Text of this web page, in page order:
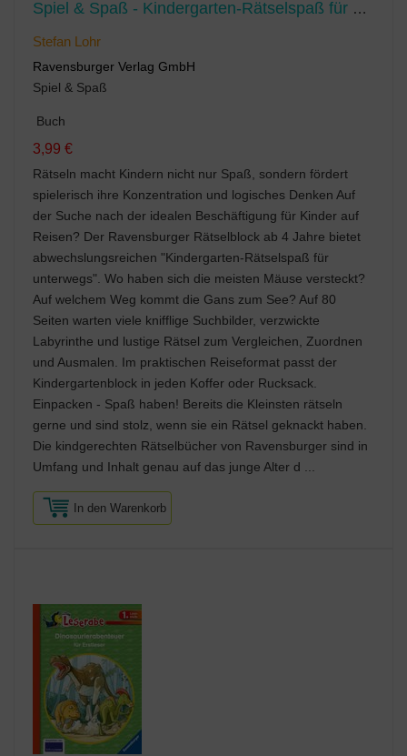
Spiel & Spaß - Kindergarten-Rätselspaß für unterwegs
Stefan Lohr
Ravensburger Verlag GmbH
Spiel & Spaß
Buch
3,99 €
Rätseln macht Kindern nicht nur Spaß, sondern fördert
spielerisch ihre Konzentration und logisches Denken Auf
der Suche nach der idealen Beschäftigung für Kinder auf
Reisen? Der Ravensburger Rätselblock ab 4 Jahre bietet
abwechslungsreichen "Kindergarten-Rätselspaß für
unterwegs". Wo haben sich die meisten Mäuse versteckt?
Auf welchem Weg kommt die Gans zum See? Auf 80
Seiten warten viele knifflige Suchbilder, verzwickte
Labyrinthe und lustige Rätsel zum Vergleichen, Zuordnen
und Ausmalen. Im praktischen Reiseformat passt der
Kindergartenblock in jeden Koffer oder Rucksack.
Einpacken - Spaß haben! Bereits die Kleinsten rätseln
gerne und sind stolz, wenn sie ein Rätsel geknackt haben.
Die kindgerechten Rätselbücher von Ravensburger sind in
Umfang und Inhalt genau auf das junge Alter d ...
In den Warenkorb